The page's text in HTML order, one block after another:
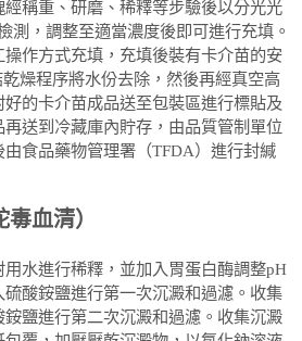
稱重、研磨、稀釋等步驗後以分光光
測，調整至適當濃度後即可進行充填。
作方式充填，充填後裝有卡介苗的安
燥程序將水份去除，然後再經真空高
的卡介苗成品送至包裝區進行標貼及
送到冷藏庫內貯存，由品質管制單位
食品藥物管理署（TFDA）進行封緘
血清）
水進行稀釋，並加入胃蛋白酶調整pH
酸銨鹽進行第一次沉澱和過濾。收集
鹽進行第二次沉澱和過濾。收集沉澱